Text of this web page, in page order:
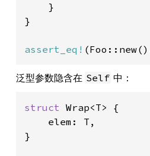
    }
}
assert_eq!
泛型参数隐含在 Self 中：
struct Wrap<T> {
    elem: T,
}